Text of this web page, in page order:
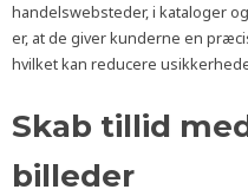
handelswebsteder, i kataloger
er, at de giver kunderne en
hvilket kan reducere
Skab tillid
billeder